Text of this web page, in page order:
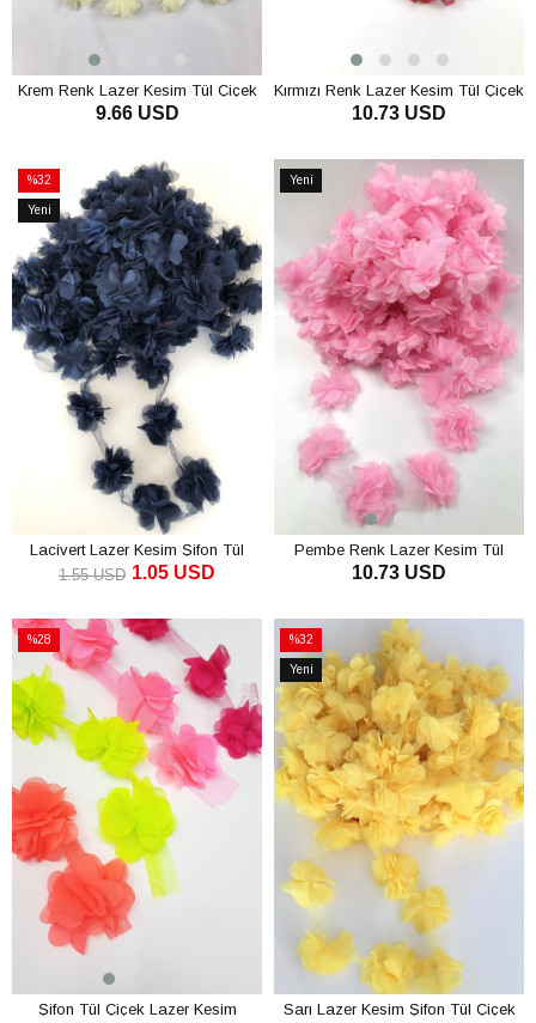
Krem Renk Lazer Kesim Tül Çiçek
9.66 USD
Kırmızı Renk Lazer Kesim Tül Çiçek
10.73 USD
%32
İndirim
%32İndirim
Yeni
Ürün
Lacivert Lazer Kesim Şifon Tül
Çiçek
1.05 USD
1.55 USD
Yeni
Pembe Renk Lazer Kesim Tül
Çiçek
10.73 USD
%28
İndirim
%28İndirim
Şifon Tül Çiçek Lazer Kesim
%32
İndirim
%32İndirim
Yeni
Ürün
Sarı Lazer Kesim Şifon Tül Çiçek